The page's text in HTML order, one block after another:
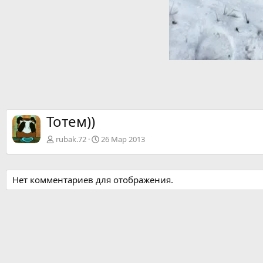
Тотем))
rubak.72 26 Мар 2013
Нет комментариев для отображения.